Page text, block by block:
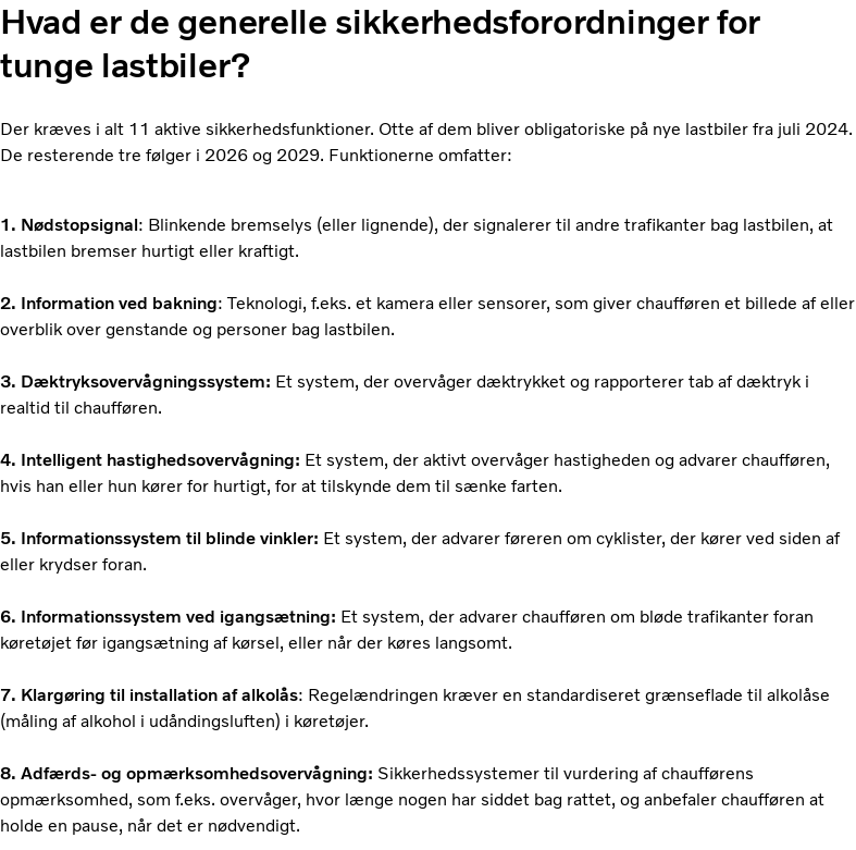
Hvad er de generelle sikkerhedsforordninger for
tunge lastbiler?
Der kræves i alt 11 aktive sikkerhedsfunktioner. Otte af dem bliver obligatoriske på nye lastbiler fra juli 2024.
De resterende tre følger i 2026 og 2029. Funktionerne omfatter:
1. Nødstopsignal: Blinkende bremselys (eller lignende), der signalerer til andre trafikanter bag lastbilen, at
lastbilen bremser hurtigt eller kraftigt.
2. Information ved bakning: Teknologi, f.eks. et kamera eller sensorer, som giver chaufføren et billede af eller
overblik over genstande og personer bag lastbilen.
3. Dæktryksovervågningssystem: Et system, der overvåger dæktrykket og rapporterer tab af dæktryk i
realtid til chaufføren.
4. Intelligent hastighedsovervågning: Et system, der aktivt overvåger hastigheden og advarer chaufføren,
hvis han eller hun kører for hurtigt, for at tilskynde dem til sænke farten.
5. Informationssystem til blinde vinkler: Et system, der advarer føreren om cyklister, der kører ved siden af
eller krydser foran.
6. Informationssystem ved igangsætning: Et system, der advarer chaufføren om bløde trafikanter foran
køretøjet før igangsætning af kørsel, eller når der køres langsomt.
7. Klargøring til installation af alkolås: Regelændringen kræver en standardiseret grænseflade til alkolåse
(måling af alkohol i udåndingsluften) i køretøjer.
8. Adfærds- og opmærksomhedsovervågning: Sikkerhedssystemer til vurdering af chaufførens
opmærksomhed, som f.eks. overvåger, hvor længe nogen har siddet bag rattet, og anbefaler chaufføren at
holde en pause, når det er nødvendigt.